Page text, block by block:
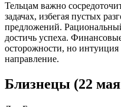
Тельцам важно
задачах, избегая пустых
предложений.
достичь успеха.
осторожности, но
направление.
Близнецы (22